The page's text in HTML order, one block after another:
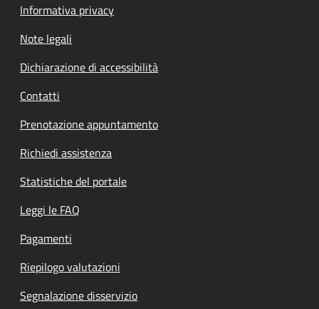
Informativa privacy
Note legali
Dichiarazione di accessibilità
Contatti
Prenotazione appuntamento
Richiedi assistenza
Statistiche del portale
Leggi le FAQ
Pagamenti
Riepilogo valutazioni
Segnalazione disservizio